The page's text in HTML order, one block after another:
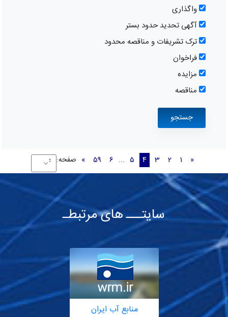
واگذاری
آگهی تحدید حدود بستر
ترک تشریفات و مناقصه محدود
فراخوان
مزایده
مناقصه
«
1
2
3
4
5
...
6
59
» صفحه:
سایتـــ های مرتبطـ
منابع آب ایران